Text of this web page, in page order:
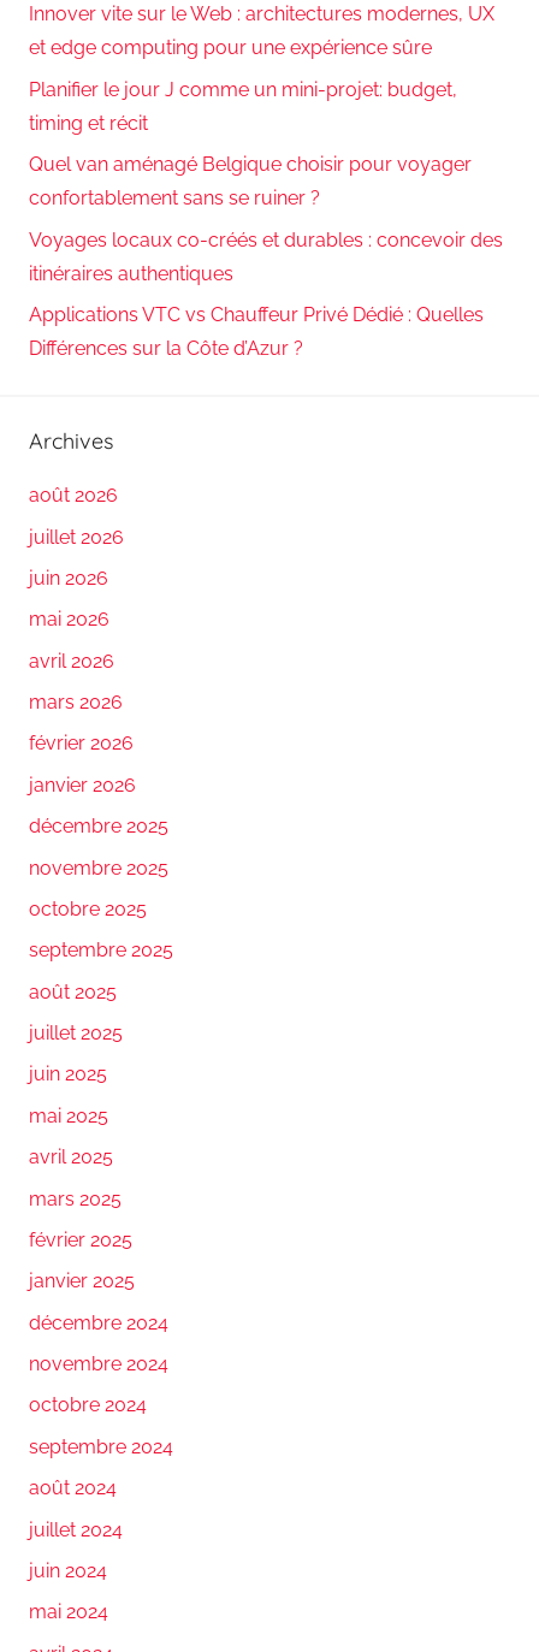
Innover vite sur le Web : architectures modernes, UX
et edge computing pour une expérience sûre
Planifier le jour J comme un mini-projet: budget,
timing et récit
Quel van aménagé Belgique choisir pour voyager
confortablement sans se ruiner ?
Voyages locaux co-créés et durables : concevoir des
itinéraires authentiques
Applications VTC vs Chauffeur Privé Dédié : Quelles
Différences sur la Côte d’Azur ?
Archives
août 2026
juillet 2026
juin 2026
mai 2026
avril 2026
mars 2026
février 2026
janvier 2026
décembre 2025
novembre 2025
octobre 2025
septembre 2025
août 2025
juillet 2025
juin 2025
mai 2025
avril 2025
mars 2025
février 2025
janvier 2025
décembre 2024
novembre 2024
octobre 2024
septembre 2024
août 2024
juillet 2024
juin 2024
mai 2024